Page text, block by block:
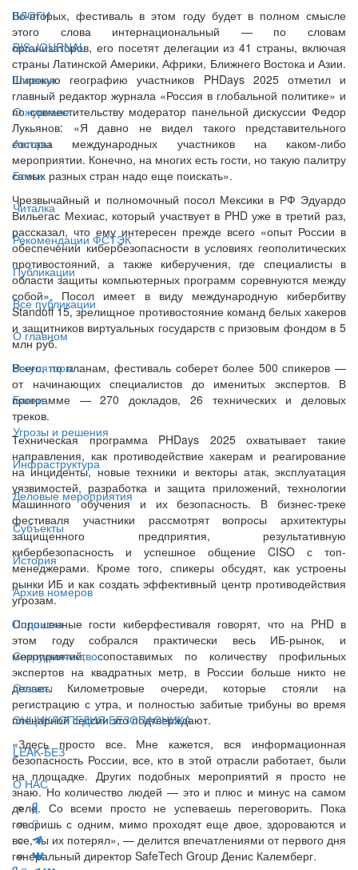
БЛОГИ
BIS JOURNAL
Главная
О журнале
Авторы
Блоги
Читалка
Рекомендации ФСТЭК
Публикации
Все публикации
О главном
Регуляторы
Банки
Угрозы и решения
Инфраструктура
Деловые мероприятия
Субъекты
История
Архив номеров
Подписка
Сотрудничество
Отзывы
ЭНЦИКЛОПЕДИЯ БЕЗОПАСНИКА
LEAK-БЕЗ
О НАС
Во-вторых, фестиваль в этом году будет в полном смысле
этого слова интернациональный — по словам
организаторов, его посетят делегации из 41 страны, включая
страны Латинской Америки, Африки, Ближнего Востока и Азии.
Широкую географию участников PHDays 2025 отметил и
главный редактор журнала «Россия в глобальной политике» и
по совместительству модератор панельной дискуссии Федор
Лукьянов: «Я давно не видел такого представительного
состава международных участников на каком-либо
мероприятии. Конечно, на многих есть гости, но такую палитру
самых разных стран надо еще поискать».
Чрезвычайный и полномочный посол Мексики в РФ Эдуардо
Вильегас Мехиас, который участвует в PHD уже в третий раз,
рассказал, что ему интересен прежде всего «опыт России в
обеспечении кибербезопасности в условиях геополитических
противостояний, а также киберучения, где специалисты в
области защиты компьютерных программ соревнуются между
собой». Посол имеет в виду международную кибербитву
Standoff 15, зрелищное противостояние команд белых хакеров
и защитников виртуальных государств с призовым фондом в 5
млн руб.
Всего, по планам, фестиваль соберет более 500 спикеров —
от начинающих специалистов до именитых экспертов. В
программе — 270 докладов, 26 технических и деловых
треков.
Техническая программа PHDays 2025 охватывает такие
направления, как противодействие хакерам и реагирование
на инциденты, новые техники и векторы атак, эксплуатация
уязвимостей, разработка и защита приложений, технологии
машинного обучения и их безопасность. В бизнес-треке
фестиваля участники рассмотрят вопросы архитектуры
защищенного предприятия, результативную
кибербезопасность и успешное общение CISO с топ-
менеджерами. Кроме того, спикеры обсудят, как устроены
рынки ИБ и как создать эффективный центр противодействия
угрозам.
Опрошенные гости киберфестиваля говорят, что на PHD в
этом году собрался практически весь ИБ-рынок, и
мероприятий, сопоставимых по количеству профильных
экспертов на квадратных метр, в России больше никто не
делает. Километровые очереди, которые стояли на
регистрацию с утра, и полностью забитые трибуны во время
пленарной сессии это подтверждают.
«Здесь просто все. Мне кажется, вся информационная
безопасность России, все, кто в этой отрасли работает, были
на площадке. Других подобных мероприятий я просто не
знаю. Но количество людей — это и плюс и минус на самом
деле. Со всеми просто не успеваешь переговорить. Пока
говоришь с одним, мимо проходят еще двое, здороваются и
все, ты их потерял», — делится впечатлениями от первого дня
генеральный директор SafeTech Group Денис Калемберг.